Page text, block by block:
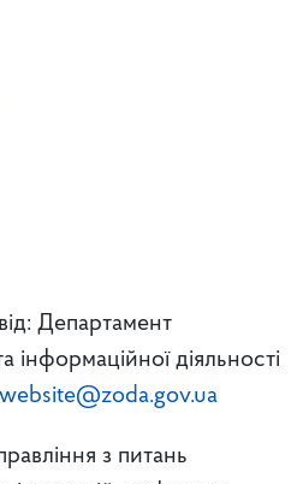
Департамент
інформаційної діяльності
website@zoda.gov.ua
з питань